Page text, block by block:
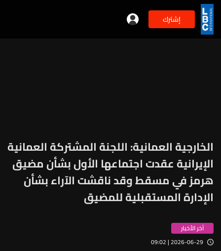
إشترك
الخارجية العمانية: اللجنة المشتركة العمانية
الإيرانية عقدت اجتماعها الأول بشأن مضيق
هرمز في مسقط وقد ناقشت الآراء بشأن
الإدارة المستقبلية للمضيق
آخر الأخبار
2026-06-29 | 09:02